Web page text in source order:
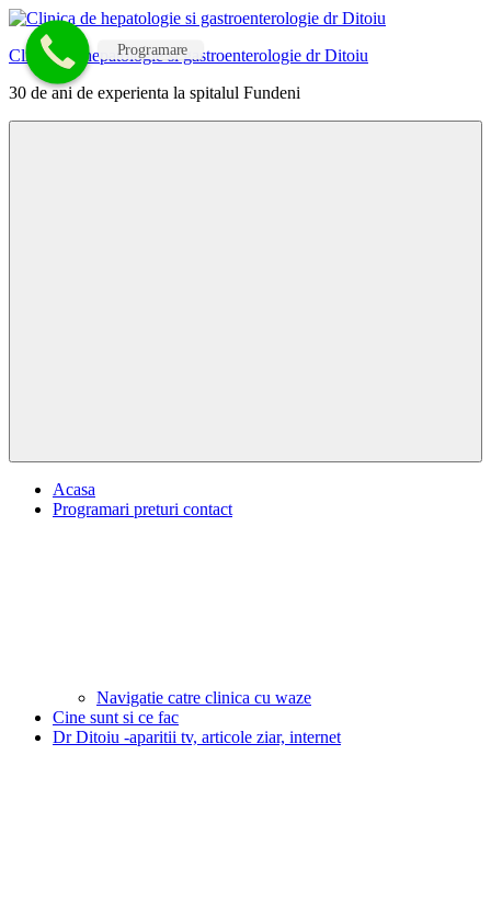
Skip
content
Clinica de hepatologie si gastroenterologie dr Ditoiu
30 de ani de experienta la spitalul Fundeni
Acasa
Programari preturi contact
Navigatie catre clinica cu waze
Cine sunt si ce fac
Dr Ditoiu -aparitii tv, articole ziar, internet
Programare